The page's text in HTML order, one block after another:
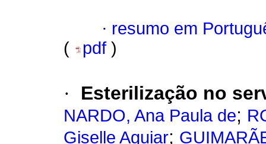
· resumo em
(
pdf )
· Esterilização no
NARDO, Ana Paula de;
Giselle Aguiar;